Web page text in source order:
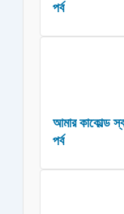
পর্ব
আমার কাকোল্ড
পর্ব